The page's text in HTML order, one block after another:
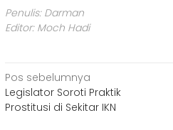
Penulis: Darman
Editor: Moch Hadi
Navigasi
pos
Pos sebelumnya
Legislator Soroti Praktik
Prostitusi di Sekitar IKN